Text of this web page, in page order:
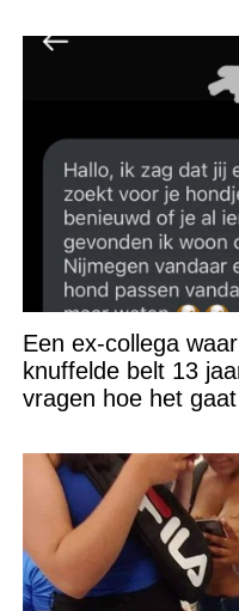
Een ex-collega
knuffelde belt 13
vragen hoe het gaat